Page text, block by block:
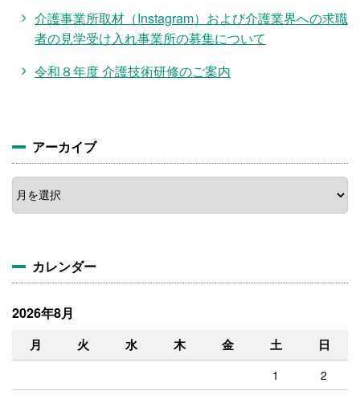
介護事業所取材（Instagram）および介護業界への求職
者の見学受け入れ事業所の募集について
令和８年度 介護技術研修のご案内
アーカイブ
ア
ー
カ
カレンダー
2026年8月
月 火 水 木 金 土 日
1
2